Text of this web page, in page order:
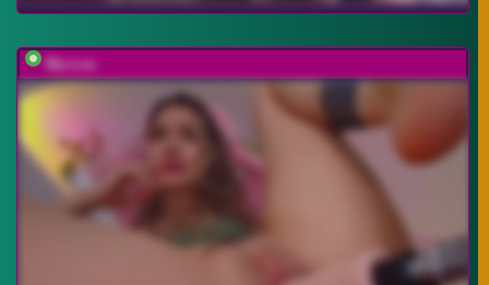
My-Lou